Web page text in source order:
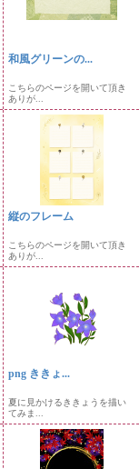
和風グリーンの...
こちらのページを開いて頂き
ありが...
縦のフレーム
こちらのページを開いて頂き
ありが...
png ききょ...
夏に見かけるききょうを描い
てみま...